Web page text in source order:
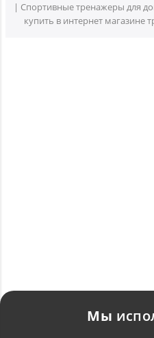
| Спортивные тренажеры для
купить в интернет магазине
Мы